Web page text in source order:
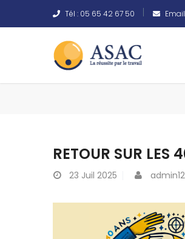
Tél : 05 65 42 67 50
RETOUR SUR LES
23 Juil 2025 admin12